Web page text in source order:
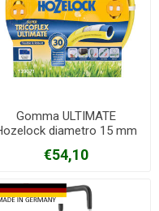
Gomma ULTIMATE
diametro 15 mm
€54,10